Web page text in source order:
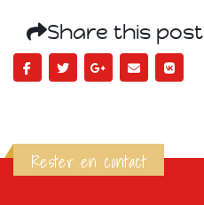
Share this post
Rester en contact